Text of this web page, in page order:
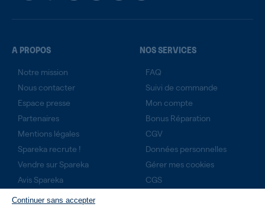
Continuer sans accepter
A PROPOS
Notre mission
Nous contacter
Espace presse
Partenaires
Mentions légales
Spareka recrute !
Vendre sur Spareka
Avis Spareka
Technicien expert ?
Rejoignez-nous
NOS SERVICES
FAQ
Suivi de commande
Mon compte
Bonus Réparation
CGV
Données personnelles
Gérer mes cookies
CGS